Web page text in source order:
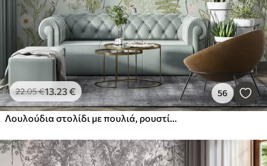
22.05€13.23€ 56
Λουλούδια στολίδι με πουλιά, ρουστίκ στυλ, βοτανικό, λιβάδι, μπλε φόντο